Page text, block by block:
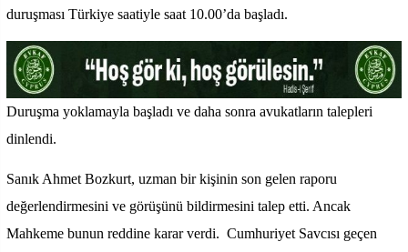
duruşması Türkiye saatiyle saat 10.00’da başladı.
Duruşma yoklamayla başladı ve daha sonra avukatların talepleri
dinlendi.
Sanık Ahmet Bozkurt, uzman bir kişinin son gelen raporu
değerlendirmesini ve görüşünü bildirmesini talep etti. Ancak
Mahkeme bunun reddine karar verdi. Cumhuriyet Savcısı geçen